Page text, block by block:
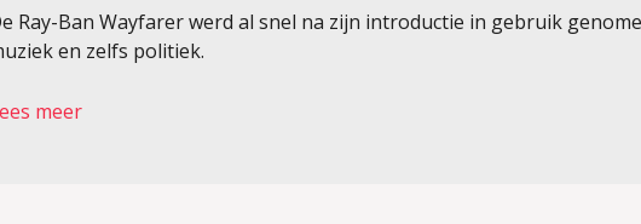
Ray-Ban Wayfarer werd al snel na zijn introductie in gebruik
en zelfs politiek.
meer